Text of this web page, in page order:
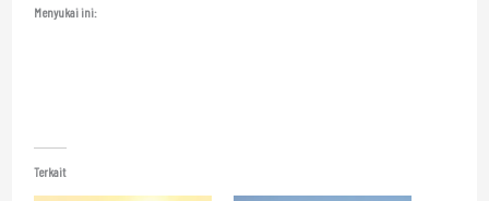
Menyukai ini:
Terkait